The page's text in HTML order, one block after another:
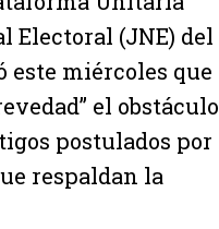
Electoral (JNE) del
este miércoles que
el obstáculo
postulados por
respaldan la